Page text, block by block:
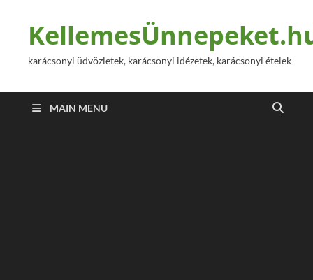
karácsonyi üdvözletek, karácsonyi idézetek, karácsonyi ételek
MAIN MENU